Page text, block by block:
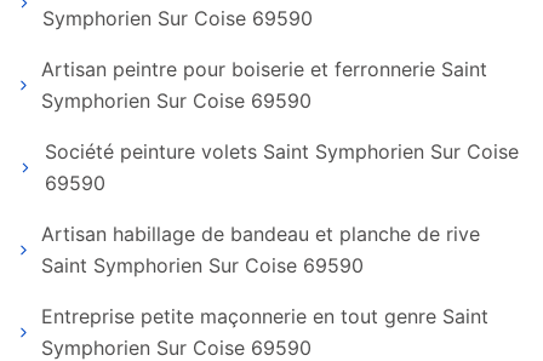
Symphorien Sur Coise 69590
Artisan peintre pour boiserie et ferronnerie Saint
Symphorien Sur Coise 69590
Société peinture volets Saint Symphorien Sur Coise
69590
Artisan habillage de bandeau et planche de rive
Saint Symphorien Sur Coise 69590
Entreprise petite maçonnerie en tout genre Saint
Symphorien Sur Coise 69590